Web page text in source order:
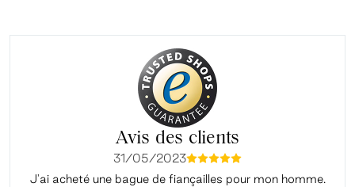
Avis des clients
31/05/2023mmmmm
J'ai acheté une bague de fiançailles pour mon homme.